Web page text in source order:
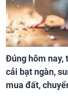
Đúng hôm nay,
cải bạt ngàn,
mua đất,